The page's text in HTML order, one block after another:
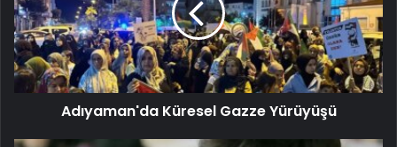
Adıyaman'da Küresel Gazze Yürüyüşü